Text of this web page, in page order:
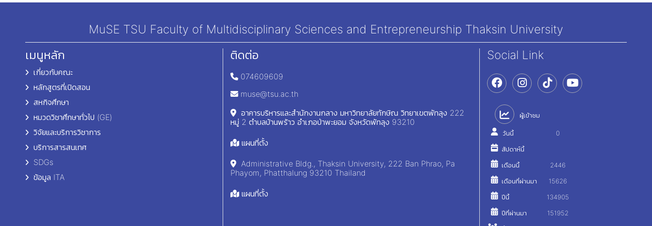
MuSE TSU Faculty of Multidisciplinary Sciences and Entrepreneurship Thaksin University
เมนูหลัก
เกี่ยวกับคณะ
หลักสูตรที่เปิดสอน
สหกิจศึกษา
หมวดวิชาศึกษาทั่วไป (GE)
วิจัยและบริการวิชาการ
บริการสารสนเทศ
SDGs
ข้อมูล ITA
ติดต่อ
074609609
muse@tsu.ac.th
อาคารบริหารและสำนักงานกลาง มหาวิทยาลัยทักษิณ วิทยาเขตพัทลุง 222
หมู่ 2 ตำบลบ้านพร้าว อำเภอป่าพะยอม จังหวัดพัทลุง 93210
แผนที่ตั้ง
Administrative Bldg., Thaksin University, 222 Ban Phrao, Pa
Phayom, Phatthalung 93210 Thailand
แผนที่ตั้ง
Social Link
ผู้เข้าชม
วันนี้ 0
สัปดาห์นี้
เดือนนี้ 2446
เดือนที่ผ่านมา 15626
ปีนี้ 134905
ปีที่ผ่านมา 151952